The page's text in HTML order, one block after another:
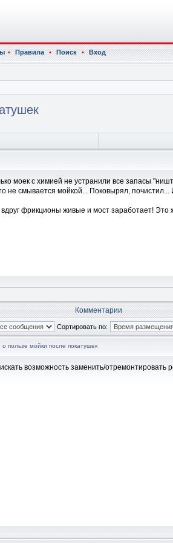
• Правила • Поиск • Вход
моек с химией не устранили все запасы
не смывается мойкой... Поковырял,
фрикционы живые и мост заработает! Это
Комментарии
Сортировать по:
пользе мойки после покатушек
возможность заменить/отремонтировать